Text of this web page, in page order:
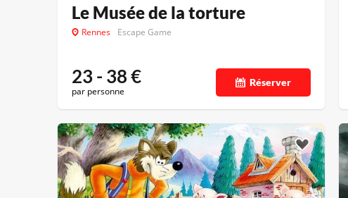
Le Musée de la torture
Rennes Escape Game
23 - 38€
par personne
Réserver